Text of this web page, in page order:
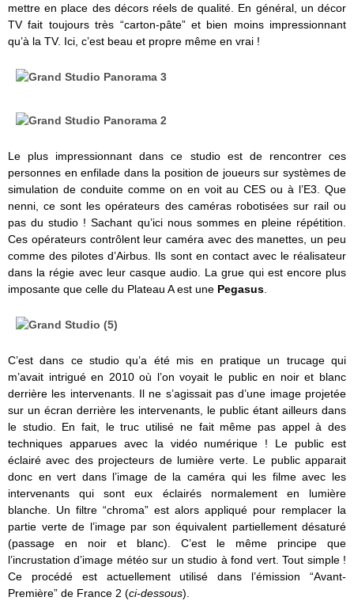
mettre en place des décors réels de qualité. En général, un décor
TV fait toujours très “carton-pâte” et bien moins impressionnant
qu’à la TV. Ici, c’est beau et propre même en vrai !
Le plus impressionnant dans ce studio est de rencontrer ces
personnes en enfilade dans la position de joueurs sur systèmes de
simulation de conduite comme on en voit au CES ou à l’E3. Que
nenni, ce sont les opérateurs des caméras robotisées sur rail ou
pas du studio ! Sachant qu’ici nous sommes en pleine répétition.
Ces opérateurs contrôlent leur caméra avec des manettes, un peu
comme des pilotes d’Airbus. Ils sont en contact avec le réalisateur
dans la régie avec leur casque audio. La grue qui est encore plus
imposante que celle du Plateau A est une Pegasus
C’est dans ce studio qu’a été mis en pratique un trucage qui
m’avait intrigué en 2010 où l’on voyait le public en noir et blanc
derrière les intervenants. Il ne s’agissait pas d’une image projetée
sur un écran derrière les intervenants, le public étant ailleurs dans
le studio. En fait, le truc utilisé ne fait même pas appel à des
techniques apparues avec la vidéo numérique ! Le public est
éclairé avec des projecteurs de lumière verte. Le public apparait
donc en vert dans l’image de la caméra qui les filme avec les
intervenants qui sont eux éclairés normalement en lumière
blanche. Un filtre “chroma” est alors appliqué pour remplacer la
partie verte de l’image par son équivalent partiellement désaturé
(passage en noir et blanc). C’est le même principe que
l’incrustation d’image météo sur un studio à fond vert. Tout simple !
Ce procédé est actuellement utilisé dans l’émission “Avant-
Première” de France 2 (ci-dessous).